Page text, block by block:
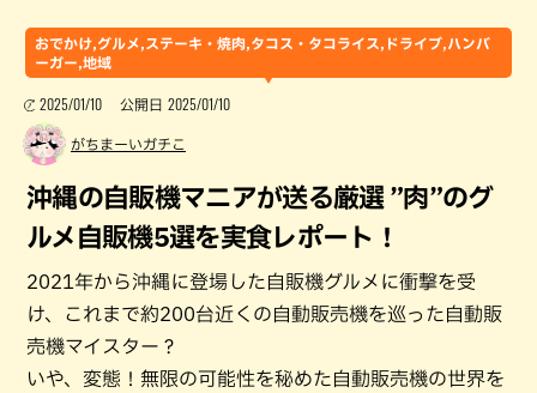
おでかけ,グルメ,ステーキ・焼肉,タコス・タコライス,ドライブ,ハンバ
ーガー,地域
2025/01/10 公開日 2025/01/10
がちまーいガチこ
沖縄の自販機マニアが送る厳選 ”肉”のグ
ルメ自販機5選を実食レポート！
2021年から沖縄に登場した自販機グルメに衝撃を受
け、これまで約200台近くの自動販売機を巡った自動販
売機マイスター？
いや、変態！無限の可能性を秘めた自動販売機の世界を